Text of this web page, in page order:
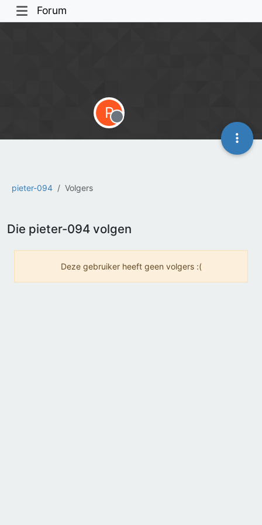
Forum
pieter-094 Volgers
P
Offline
Die pieter-094 volgen
Deze gebruiker heeft geen volgers :(